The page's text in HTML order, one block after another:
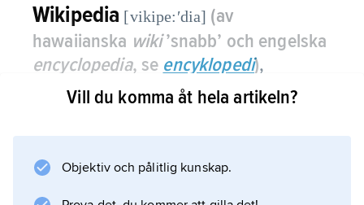
Wikipedia [vikipe:ʹdia] (av
hawaiianska wiki’snabb’ och engelska
encyclopedia, se encyklopedi),
internationellt, internetbaserat
Wikipedia är uppbyggt med hjälp av
wikiteknik (jämför
Vill du komma åt hela artikeln?
Objektiv och pålitlig kunskap.